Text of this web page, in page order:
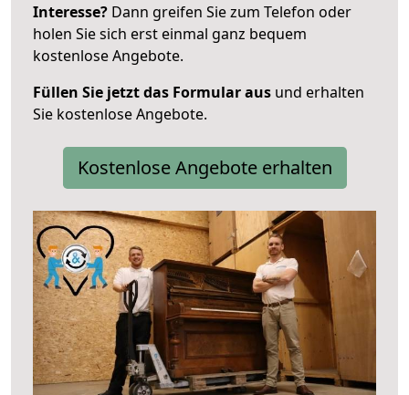
Interesse? Dann greifen Sie zum Telefon oder
holen Sie sich erst einmal ganz bequem
kostenlose Angebote.
Füllen Sie jetzt das Formular aus und erhalten
Sie kostenlose Angebote.
Kostenlose Angebote erhalten